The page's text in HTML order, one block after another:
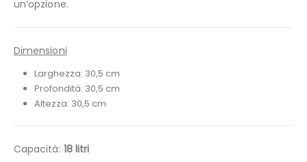
un’opzione.
Dimensioni
Larghezza: 30,5 cm
Profondità: 30,5 cm
Altezza: 30,5 cm
Capacità: 18 litri